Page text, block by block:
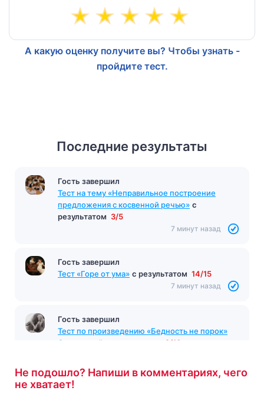
А какую оценку получите вы? Чтобы узнать -
пройдите тест.
Последние результаты
Гость завершил
Тест на тему «Неправильное построение
предложения с косвенной речью» с
результатом 3/5
7 минут назад
Гость завершил
Тест «Горе от ума» с результатом 14/15
7 минут назад
Гость завершил
Тест по произведению «Бедность не порок»
Островский
2/10
Не подошло? Напиши в комментариях, чего
не хватает!